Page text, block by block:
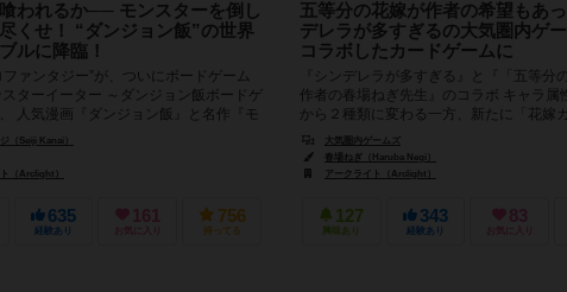
われるか── モンスターを倒し
くせ！ “ダンジョン飯”の世界
ルに降臨！
ファンタジー”が、ついにボードゲーム
ターイーター ～ダンジョン飯ボードゲ
人気漫画『ダンジョン飯』と名作『モ
カー』が...
（Seiji Kanai）
（Arclight）
635
経験あり
161
お気に入り
756
持ってる
五等分の花嫁が作者の希望もあ
デレラが多すぎるの大気圏内ゲ
コラボしたカードゲームに
『シンデレラが多すぎる』と『「五等分
作者の春場ねぎ先生』のコラボ キャラ属
から２種類に変わる一方、新たに「花嫁
いう要素が追加された。 パッケ...
大気圏内ゲームズ
春場ねぎ（Haruba Negi）
アークライト（Arclight）
127
興味あり
343
経験あり
83
お気に入り